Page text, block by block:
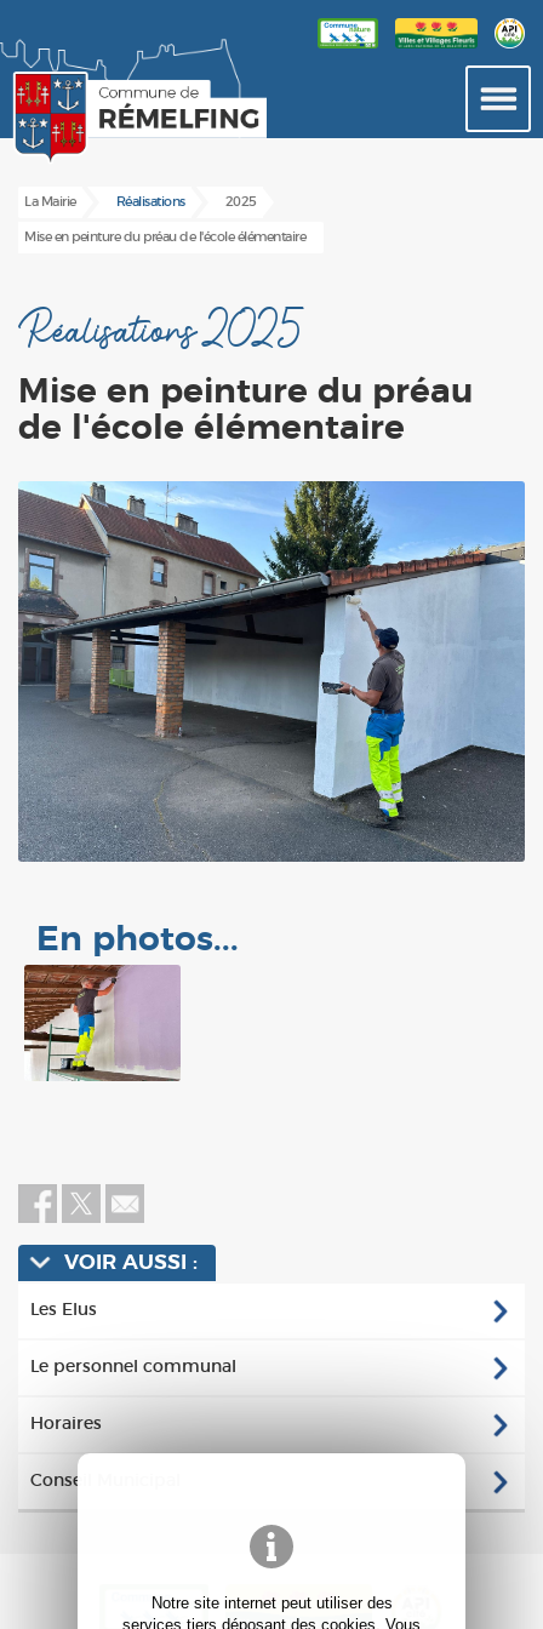
Notre site internet peut utiliser des
services tiers déposant des cookies. Vous
La Mairie Réalisations 2025
Mise en peinture du préau de l'école élémentaire
Réalisations 2025
Mise en peinture du préau
de l'école élémentaire
En photos...
VOIR AUSSI :
Les Elus
Le personnel communal
Horaires
Conseil Municipal